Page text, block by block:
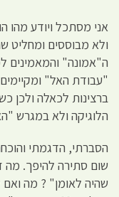
אני מסתכל ויודע מהו
ולא מבוססים ומחליט
ה"אמונה" והמאמינים
"עבודת האל"
ברצינות לכאלה ולכן
הלוגיקה ולא במגרש
הסברתי, הדגמתי
שום סתירה להיפך. מה
שהיה לאומן" ? מה